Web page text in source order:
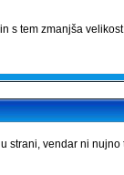
tem zmanjša
strani, vendar ni